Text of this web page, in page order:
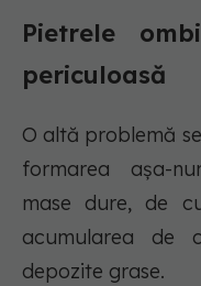
Pietrele
periculoasă
O altă problemă
formarea așa-
mase dure, de
acumularea de
depozite grase.